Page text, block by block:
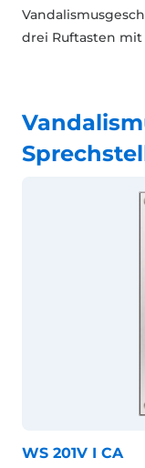
drei Ruftasten
WS 201V I CA